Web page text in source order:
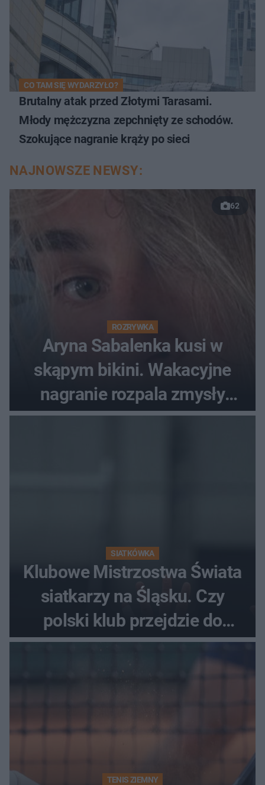
CO TAM SIĘ WYDARZYŁO?
Brutalny atak przed Złotymi Tarasami.
Młody mężczyzna zepchnięty ze schodów.
Szokujące nagranie krąży po sieci
NAJNOWSZE NEWSY:
62
ROZRYWKA
Aryna Sabalenka kusi w
skąpym bikini. Wakacyjne
nagranie rozpala zmysły
fanów
SIATKÓWKA
Klubowe Mistrzostwa Świata
siatkarzy na Śląsku. Czy
polski klub przejdzie do
historii
TENIS ZIEMNY